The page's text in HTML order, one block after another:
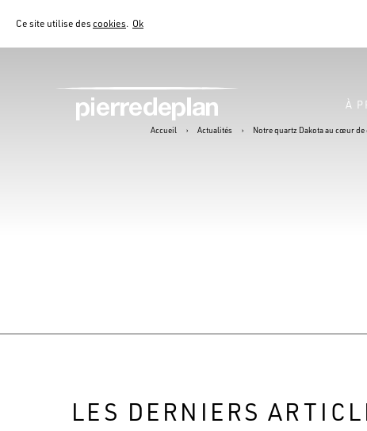
Ce site utilise descookies. Ok
À
Accueil › Actualités › Notre quartz Dakota au cœur
LES DERNIERS